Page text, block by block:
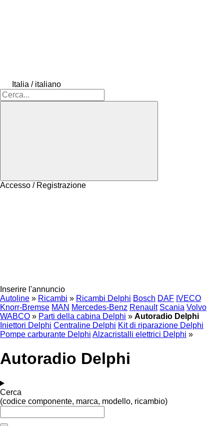
Italia / italiano
Accesso / Registrazione
Inserire l'annuncio
Autoline » Ricambi » Ricambi Delphi Bosch DAF IVECO
Knorr-Bremse MAN Mercedes-Benz Renault Scania Volvo
WABCO » Parti della cabina Delphi » Autoradio Delphi
Iniettori Delphi Centraline Delphi Kit di riparazione Delphi
Pompe carburante Delphi Alzacristalli elettrici Delphi »
Autoradio Delphi
Cerca
(codice componente, marca, modello, ricambio)